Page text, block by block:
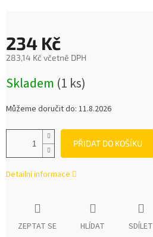
234 Kč
283,14 Kč včetně DPH
cena:
Skladem (1 ks)
Můžeme doručit do: 11.8.2026
PŘIDAT DO KOŠÍKU
Detailní informace
ZEPTAT SE HLÍDAT SDÍLET